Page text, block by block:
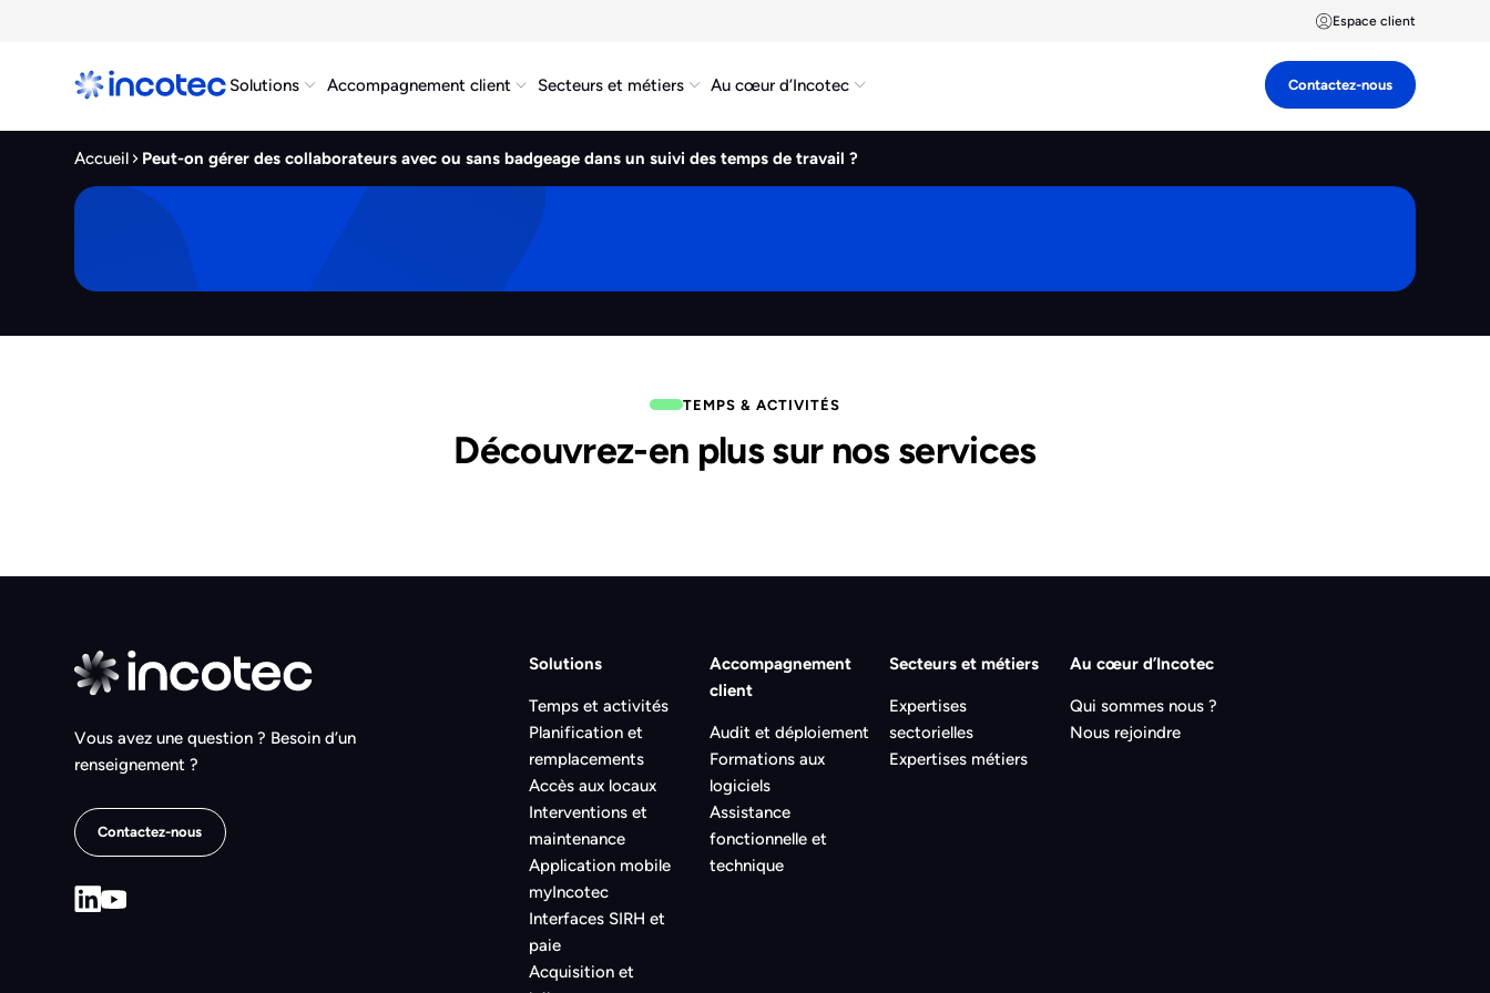
Espace client
Solutions Accompagnement client Secteurs et métiers Au cœur d’Incotec Contactez-nous
Accueil Peut-on gérer des collaborateurs avec ou sans badgeage dans un suivi des temps de travail ?
TEMPS & ACTIVITÉS
Découvrez-en plus sur nos services
Vous avez une question ? Besoin d’un
renseignement ?
Contactez-nous
Solutions
Temps et activités
Planification et
remplacements
Accès aux locaux
Interventions et
maintenance
Application mobile
myIncotec
Interfaces SIRH et
paie
Acquisition et
Accompagnement
client
Audit et déploiement
Formations aux
logiciels
Assistance
fonctionnelle et
technique
Secteurs et métiers
Expertises
sectorielles
Expertises métiers
Au cœur d’Incotec
Qui sommes nous ?
Nous rejoindre